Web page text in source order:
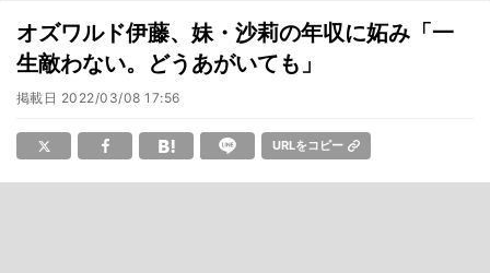
オズワルド伊藤、妹・沙莉の年収に妬み「一
生敵わない。どうあがいても」
掲載日 2022/03/08 17:56
URLをコピー